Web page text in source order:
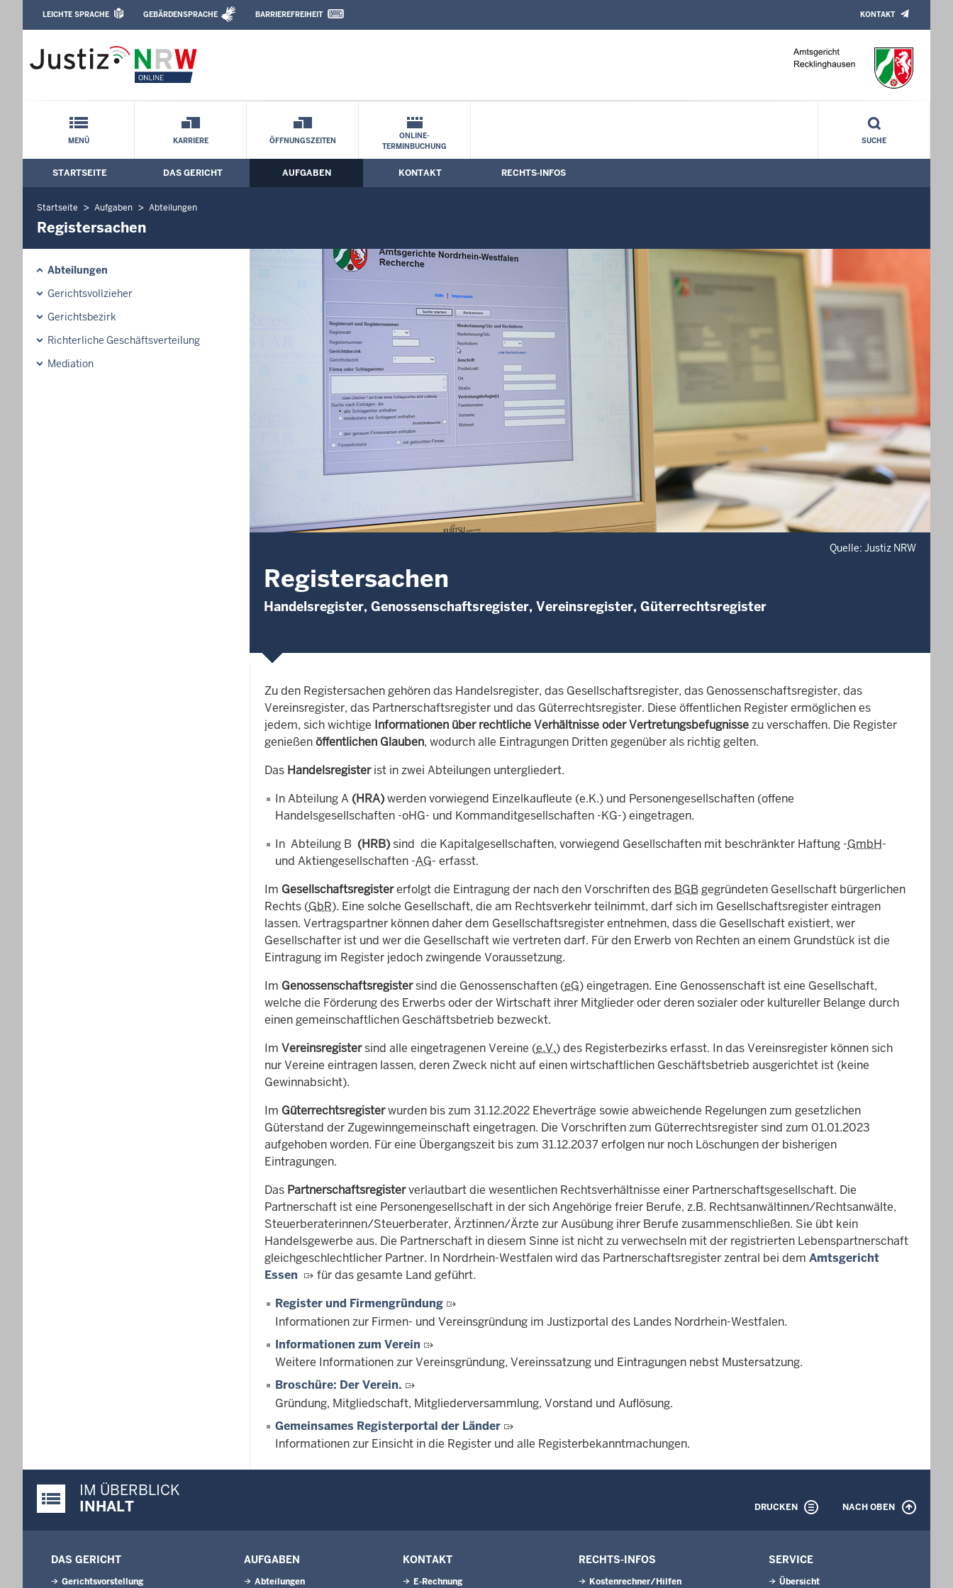
Amtsgericht Recklinghausen: Registersachen
Leichte Sprache, Gebärdensprachenvideo und Kontaktformular
LEICHTE SPRACHE GEBÄRDENSPRACHE BARRIEREFREIHEIT KONTAKT
Schnellnavigation mit Volltext-Suche
MENÜ KARRIERE ÖFFNUNGSZEITEN
ONLINE-
TERMINBUCHUNG
SUCHE
Hauptmenü: Hauptnavigation
STARTSEITE DAS GERICHT AUFGABEN KONTAKT RECHTS-INFOS
Startseite Aufgaben Abteilungen
Registersachen
Abteilungen
Gerichtsvollzieher
Gerichtsbezirk
Richterliche Geschäftsverteilung
Mediation
Quelle: Justiz NRW
Registersachen
Handelsregister, Genossenschaftsregister, Vereinsregister, Güterrechtsregister
Zu den Registersachen gehören das Handelsregister, das Gesellschaftsregister, das Genossenschaftsregister, das
Vereinsregister, das Partnerschaftsregister und das Güterrechtsregister. Diese öffentlichen Register ermöglichen es
jedem, sich wichtige Informationen über rechtliche Verhältnisse oder Vertretungsbefugnissezu verschaffen. Die Register
genießenöffentlichen Glauben, wodurch alle Eintragungen Dritten gegenüber als richtig gelten.
Das Handelsregisterist in zwei Abteilungen untergliedert.
In Abteilung A (HRA)werden vorwiegend Einzelkaufleute (e.K.) und Personengesellschaften (offene
Handelsgesellschaften -oHG- und Kommanditgesellschaften -KG-) eingetragen.
In Abteilung B (HRB)sind die Kapitalgesellschaften, vorwiegend Gesellschaften mit beschränkter Haftung -GmbH-
und Aktiengesellschaften -AG- erfasst.
Im Gesellschaftsregistererfolgt die Eintragung der nach den Vorschriften des BGB gegründeten Gesellschaft bürgerlichen
Rechts (GbR). Eine solche Gesellschaft, die am Rechtsverkehr teilnimmt, darf sich im Gesellschaftsregister eintragen
lassen. Vertragspartner können daher dem Gesellschaftsregister entnehmen, dass die Gesellschaft existiert, wer
Gesellschafter ist und wer die Gesellschaft wie vertreten darf. Für den Erwerb von Rechten an einem Grundstück ist die
Eintragung im Register jedoch zwingende Voraussetzung.
Im Genossenschaftsregistersind die Genossenschaften (eG) eingetragen. Eine Genossenschaft ist eine Gesellschaft,
welche die Förderung des Erwerbs oder der Wirtschaft ihrer Mitglieder oder deren sozialer oder kultureller Belange durch
einen gemeinschaftlichen Geschäftsbetrieb bezweckt.
Im Vereinsregistersind alle eingetragenen Vereine (e.V.) des Registerbezirks erfasst. In das Vereinsregister können sich
nur Vereine eintragen lassen, deren Zweck nicht auf einen wirtschaftlichen Geschäftsbetrieb ausgerichtet ist (keine
Gewinnabsicht).
Im Güterrechtsregisterwurden bis zum 31.12.2022 Eheverträge sowie abweichende Regelungen zum gesetzlichen
Güterstand der Zugewinngemeinschaft eingetragen. Die Vorschriften zum Güterrechtsregister sind zum 01.01.2023
aufgehoben worden. Für eine Übergangszeit bis zum 31.12.2037 erfolgen nur noch Löschungen der bisherigen
Eintragungen.
Das Partnerschaftsregisterverlautbart die wesentlichen Rechtsverhältnisse einer Partnerschaftsgesellschaft. Die
Partnerschaft ist eine Personengesellschaft in der sich Angehörige freier Berufe, z.B. Rechtsanwältinnen/Rechtsanwälte,
Steuerberaterinnen/Steuerberater, Ärztinnen/Ärzte zur Ausübung ihrer Berufe zusammenschließen. Sie übt kein
Handelsgewerbe aus. Die Partnerschaft in diesem Sinne ist nicht zu verwechseln mit der registrierten Lebenspartnerschaft
gleichgeschlechtlicher Partner. In Nordrhein-Westfalen wird das Partnerschaftsregister zentral bei dem Amtsgericht
Essen
für das gesamte Land geführt.
Register und Firmengründung
Informationen zur Firmen- und Vereinsgründung im Justizportal des Landes Nordrhein-Westfalen.
Informationen zum Verein
Weitere Informationen zur Vereinsgründung, Vereinssatzung und Eintragungen nebst Mustersatzung.
Broschüre: Der Verein.
Gründung, Mitgliedschaft, Mitgliederversammlung, Vorstand und Auflösung.
Gemeinsames Registerportal der Länder
Informationen zur Einsicht in die Register und alle Registerbekanntmachungen.
Justiz-Portal im Überblick:
IM ÜBERBLICK
INHALT
DRUCKEN NACH OBEN
DAS GERICHT
Gerichtsvorstellung
AUFGABEN
Abteilungen
KONTAKT
E-Rechnung
RECHTS-INFOS
Kostenrechner/Hilfen
SERVICE
Übersicht